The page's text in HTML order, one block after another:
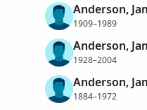
Anderson,
1909–1989
Anderson,
1928–2004
Anderson,
1884–1972